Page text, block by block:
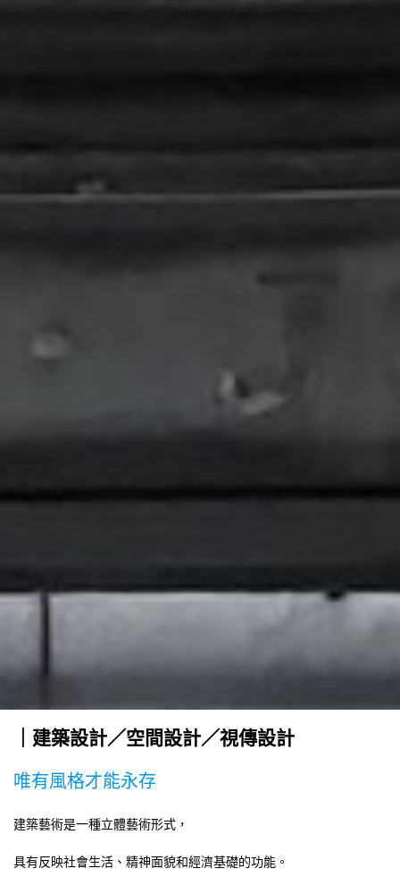
｜建築設計／空間設計／視傳設計
唯有風格才能永存
建築藝術是一種立體藝術形式，
具有反映社會生活、精神面貌和經濟基礎的功能。